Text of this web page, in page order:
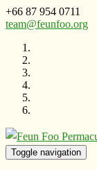
+66 87 954 0711
team@feunfoo.org
Toggle navigation